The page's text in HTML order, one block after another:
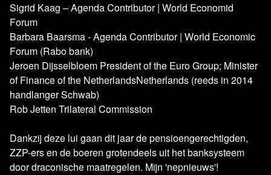
Kijken dus en deel blckbx today in jouw eigen omgeving!
Over Stichting blckbx
Blckbx is een stichting zonder winstoogmerk die wordt
gefinancierd door donaties van haar eigen publiek. Voor
de mensen, door de mensen en met de mensen: dát is
waar blckbx voor staat.
Hoewel we zorgdragen om de kosten zo minimaal te
houden, zijn er toch doorlopende kosten om gedegen en
Sigrid Kaag – Agenda Contributor | World Economid
Forum
Barbara Baarsma - Agenda Contributor | World Economic
Forum (Rabo bank)
Jeroen Dijsselbloem President of the Euro Group; Minister
of Finance of the NetherlandsNetherlands (reeds in 2014
handlanger Schwab)
Rob Jetten Trilateral Commission
Dankzij deze lui gaan dit jaar de pensioengerechtigden,
ZZP-ers en de boeren grotendeels uit het banksysteem
door draconische maatregelen. Mijn 'nepnieuws'!